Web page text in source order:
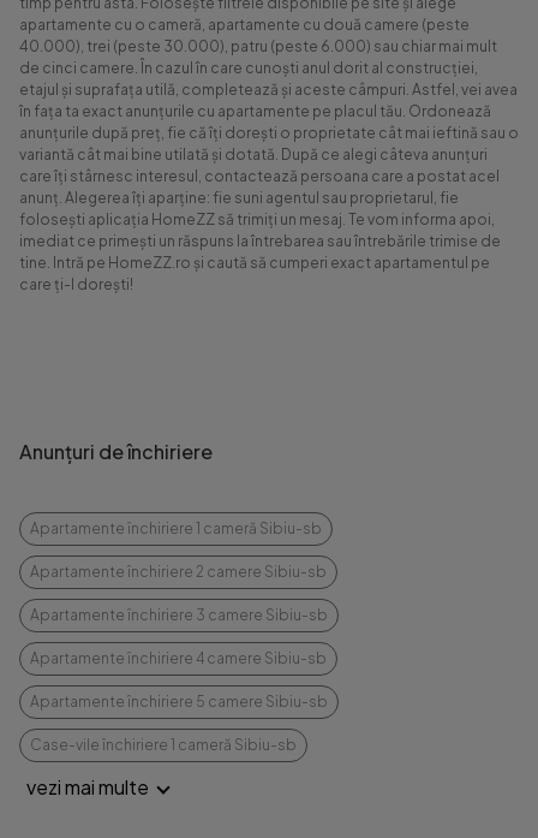
apartamente cu o cameră, apartamente cu două camere (peste
40.000), trei (peste 30.000), patru (peste 6.000) sau chiar mai mult
de cinci camere. În cazul în care cunoști anul dorit al construcției,
etajul și suprafața utilă, completează și aceste câmpuri. Astfel, vei avea
în fața ta exact anunțurile cu apartamente pe placul tău. Ordonează
anunțurile după preț, fie că îți dorești o proprietate cât mai ieftină sau o
variantă cât mai bine utilată și dotată. După ce alegi câteva anunțuri
care îți stârnesc interesul, contactează persoana care a postat acel
anunț. Alegerea îți aparține: fie suni agentul sau proprietarul, fie
folosești aplicația HomeZZ să trimiți un mesaj. Te vom informa apoi,
imediat ce primești un răspuns la întrebarea sau întrebările trimise de
tine. Intră pe HomeZZ.ro și caută să cumperi exact apartamentul pe
care ți-l dorești!
Anunțuri de închiriere
Apartamente închiriere 1 cameră Sibiu-sb
Apartamente închiriere 2 camere Sibiu-sb
Apartamente închiriere 3 camere Sibiu-sb
Apartamente închiriere 4 camere Sibiu-sb
Apartamente închiriere 5 camere Sibiu-sb
Case-vile închiriere 1 cameră Sibiu-sb
vezi mai multe